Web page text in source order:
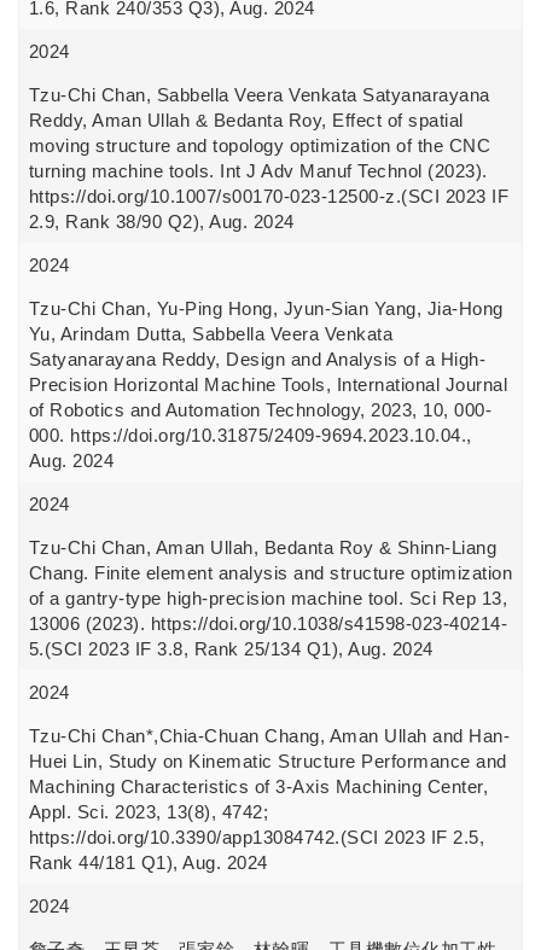
1.6, Rank 240/353 Q3), Aug. 2024
2024
Tzu-Chi Chan, Sabbella Veera Venkata Satyanarayana
Reddy, Aman Ullah & Bedanta Roy, Effect of spatial
moving structure and topology optimization of the CNC
turning machine tools. Int J Adv Manuf Technol (2023).
https://doi.org/10.1007/s00170-023-12500-z.(SCI 2023 IF
2.9, Rank 38/90 Q2), Aug. 2024
2024
Tzu-Chi Chan, Yu-Ping Hong, Jyun-Sian Yang, Jia-Hong
Yu, Arindam Dutta, Sabbella Veera Venkata
Satyanarayana Reddy, Design and Analysis of a High-
Precision Horizontal Machine Tools, International Journal
of Robotics and Automation Technology, 2023, 10, 000-
000. https://doi.org/10.31875/2409-9694.2023.10.04.,
Aug. 2024
2024
Tzu-Chi Chan, Aman Ullah, Bedanta Roy & Shinn-Liang
Chang. Finite element analysis and structure optimization
of a gantry-type high-precision machine tool. Sci Rep 13,
13006 (2023). https://doi.org/10.1038/s41598-023-40214-
5.(SCI 2023 IF 3.8, Rank 25/134 Q1), Aug. 2024
2024
Tzu-Chi Chan*,Chia-Chuan Chang, Aman Ullah and Han-
Huei Lin, Study on Kinematic Structure Performance and
Machining Characteristics of 3-Axis Machining Center,
Appl. Sci. 2023, 13(8), 4742;
https://doi.org/10.3390/app13084742.(SCI 2023 IF 2.5,
Rank 44/181 Q1), Aug. 2024
2024